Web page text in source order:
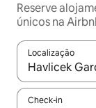
Reserve
únicos na
Localização
Quando os
Check-in